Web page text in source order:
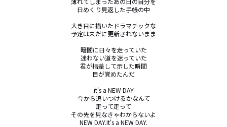
日めくり見返した手帳の中
大き目に描いたドラマチックな
予定は未だに更新されないまま
暗闇に日々を走っていた
迷わない道を迷っていた
君が指差して示した瞬間
目が覚めたんだ
it's a NEW DAY
今から追いつけるかなんて
走って走って
その先を見なきゃわからないよ
NEW DAY.It's a NEW DAY.